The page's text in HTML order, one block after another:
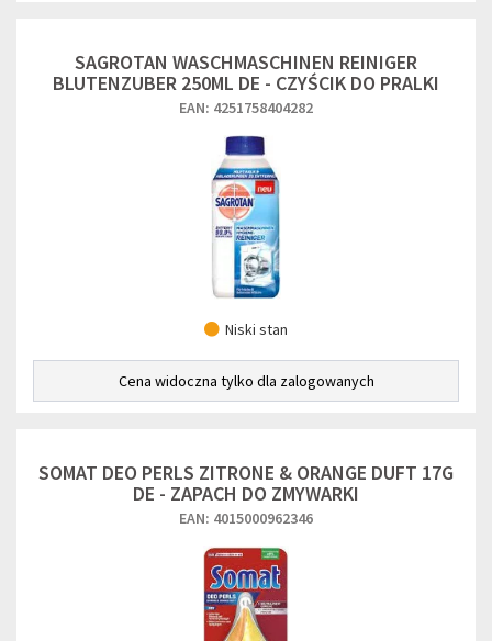
SAGROTAN WASCHMASCHINEN REINIGER
BLUTENZUBER 250ML DE - CZYŚCIK DO PRALKI
EAN: 4251758404282
Niski stan
Cena widoczna tylko dla zalogowanych
SOMAT DEO PERLS ZITRONE & ORANGE DUFT 17G
DE - ZAPACH DO ZMYWARKI
EAN: 4015000962346